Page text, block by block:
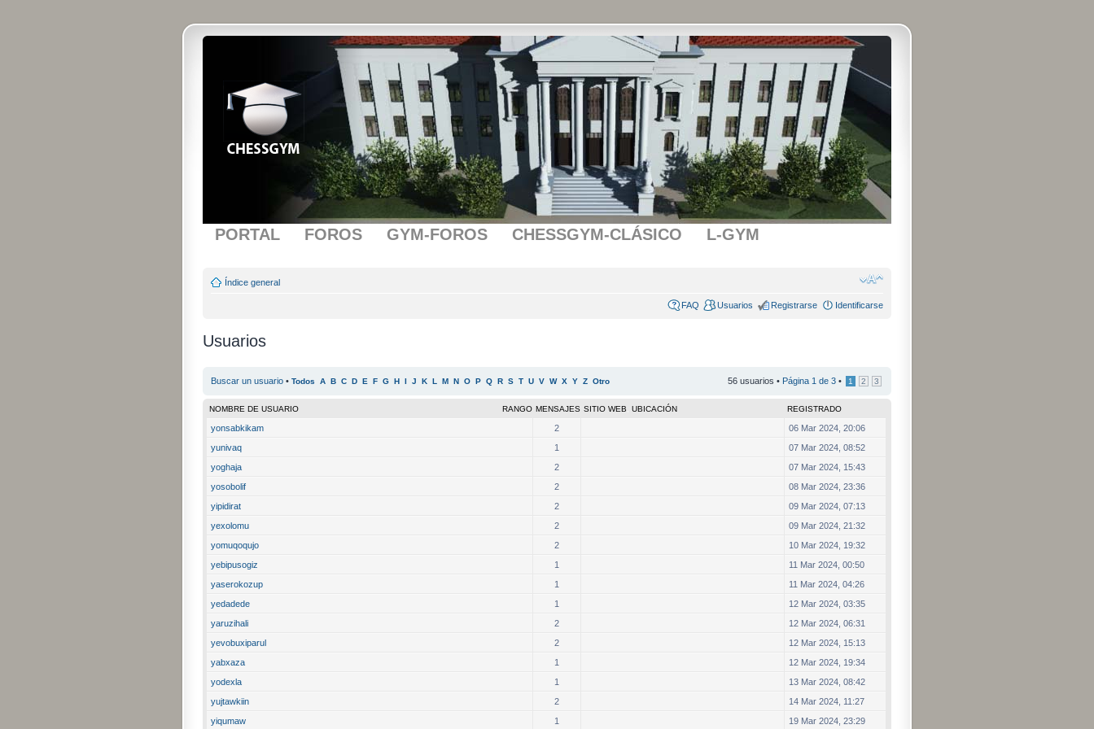
PORTAL FOROS GYM-FOROS CHESSGYM-CLÁSICO L-GYM
Índice general
FAQ Usuarios Registrarse Identificarse
Usuarios
Buscar un usuario • Todos A B C D E F G H I J K L M N O P Q R S T U V W X Y Z Otro 56 usuarios • Página 1 de 3 • 1 2 3
RANGO
NOMBRE DE USUARIO MENSAJES SITIO WEB UBICACIÓN REGISTRADO
yonsabkikam 2
06 Mar 2024, 20:06
yunivaq
1
07 Mar 2024, 08:52
yoghaja
2
07 Mar 2024, 15:43
yosobolif
2
08 Mar 2024, 23:36
yipidirat
2
09 Mar 2024, 07:13
yexolomu
2
09 Mar 2024, 21:32
yomuqoqujo
2
10 Mar 2024, 19:32
yebipusogiz
1
11 Mar 2024, 00:50
yaserokozup
1
11 Mar 2024, 04:26
yedadede
1
12 Mar 2024, 03:35
yaruzihali
2
12 Mar 2024, 06:31
yevobuxiparul
2
12 Mar 2024, 15:13
yabxaza
1
12 Mar 2024, 19:34
yodexla
1
13 Mar 2024, 08:42
yujtawkiin
2
14 Mar 2024, 11:27
yiqumaw
1 19 Mar 2024, 23:29